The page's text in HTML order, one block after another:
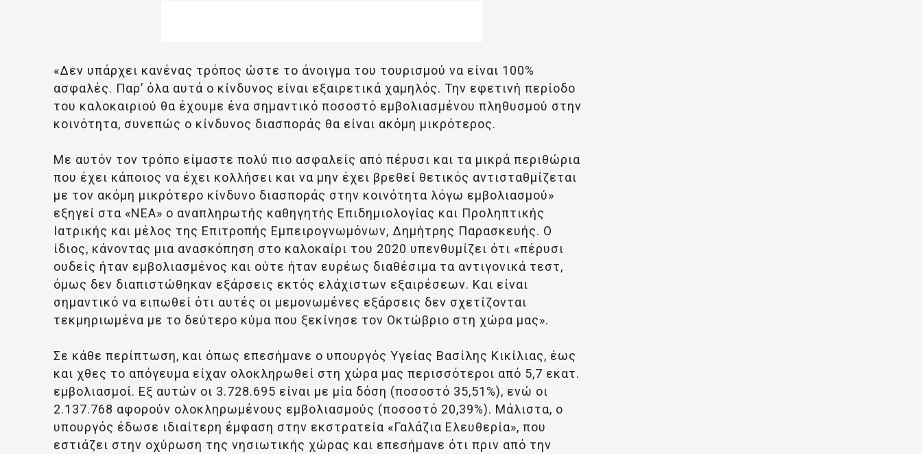
«Δεν υπάρχει κανένας τρόπος ώστε το άνοιγμα του τουρισμού να είναι 100%
ασφαλές. Παρ’ όλα αυτά ο κίνδυνος είναι εξαιρετικά χαμηλός. Την εφετινή περίοδο
του καλοκαιριού θα έχουμε ένα σημαντικό ποσοστό εμβολιασμένου πληθυσμού στην
κοινότητα, συνεπώς ο κίνδυνος διασποράς θα είναι ακόμη μικρότερος.
Με αυτόν τον τρόπο είμαστε πολύ πιο ασφαλείς από πέρυσι και τα μικρά περιθώρια
που έχει κάποιος να έχει κολλήσει και να μην έχει βρεθεί θετικός αντισταθμίζεται
με τον ακόμη μικρότερο κίνδυνο διασποράς στην κοινότητα λόγω εμβολιασμού»
εξηγεί στα «ΝΕΑ» ο αναπληρωτής καθηγητής Επιδημιολογίας και Προληπτικής
Ιατρικής και μέλος της Επιτροπής Εμπειρογνωμόνων, Δημήτρης Παρασκευής. Ο
ίδιος, κάνοντας μια ανασκόπηση στο καλοκαίρι του 2020 υπενθυμίζει ότι «πέρυσι
ουδείς ήταν εμβολιασμένος και ούτε ήταν ευρέως διαθέσιμα τα αντιγονικά τεστ,
όμως δεν διαπιστώθηκαν εξάρσεις εκτός ελάχιστων εξαιρέσεων. Και είναι
σημαντικό να ειπωθεί ότι αυτές οι μεμονωμένες εξάρσεις δεν σχετίζονται
τεκμηριωμένα με το δεύτερο κύμα που ξεκίνησε τον Οκτώβριο στη χώρα μας».
Σε κάθε περίπτωση, και όπως επεσήμανε ο υπουργός Υγείας Βασίλης Κικίλιας, έως
και χθες το απόγευμα είχαν ολοκληρωθεί στη χώρα μας περισσότεροι από 5,7 εκατ.
εμβολιασμοί. Εξ αυτών οι 3.728.695 είναι με μία δόση (ποσοστό 35,51%), ενώ οι
2.137.768 αφορούν ολοκληρωμένους εμβολιασμούς (ποσοστό 20,39%). Μάλιστα, ο
υπουργός έδωσε ιδιαίτερη έμφαση στην εκστρατεία «Γαλάζια Ελευθερία», που
εστιάζει στην οχύρωση της νησιωτικής χώρας και επεσήμανε ότι πριν από την